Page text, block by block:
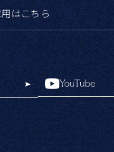
はこちら
YouTube